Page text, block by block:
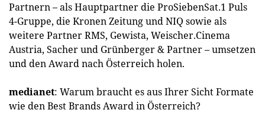
Partnern – als Hauptpartner die ProSiebenSat.1 Puls
4-Gruppe, die Kronen Zeitung und NIQ sowie als
weitere Partner RMS, Gewista, Weischer.Cinema
Austria, Sacher und Grünberger & Partner – umsetzen
und den Award nach Österreich holen.
medianet: Warum braucht es aus Ihrer Sicht Formate
wie den Best Brands Award in Österreich?